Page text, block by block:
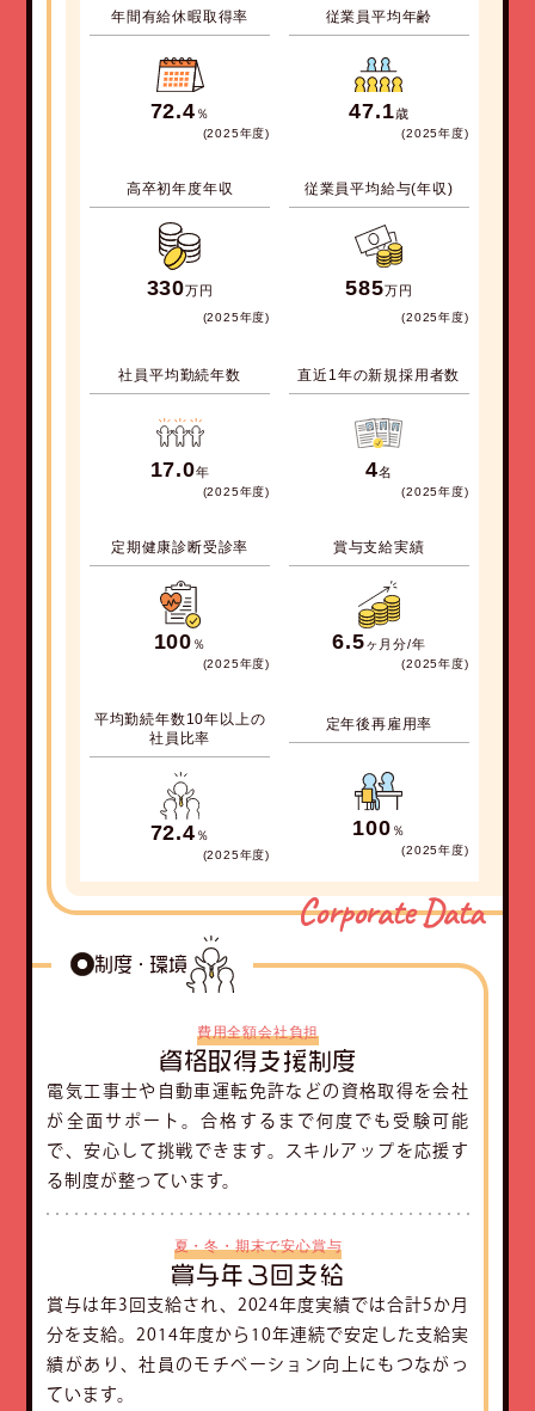
年間有給休暇取得率
72.4 ％
(2025年度)
従業員平均年齢
47.1歳
(2025年度)
高卒初年度年収
330万円
(2025年度)
従業員平均給与(年収)
585万円
(2025年度)
社員平均勤続年数
17.0年
(2025年度)
直近1年の新規採用者数
4名
(2025年度)
定期健康診断受診率
100 ％
(2025年度)
賞与支給実績
6.5ヶ月分/年
(2025年度)
平均勤続年数10年以上の
社員比率
72.4 ％
(2025年度)
定年後再雇用率
100 ％
(2025年度)
Corporate Data
制度・環境
費用全額会社負担
資格取得支援制度
電気工事士や自動車運転免許などの資格取得を会社
が全面サポート。合格するまで何度でも受験可能
で、安心して挑戦できます。スキルアップを応援す
る制度が整っています。
夏・冬・期末で安心賞与
賞与年３回支給
賞与は年3回支給され、2024年度実績では合計5か月
分を支給。2014年度から10年連続で安定した支給実
績があり、社員のモチベーション向上にもつながっ
ています。